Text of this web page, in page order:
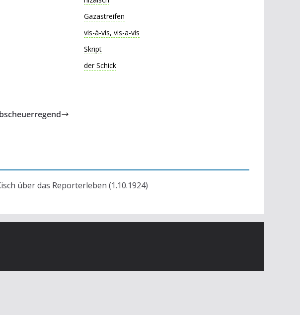
Gazastreifen
vis-à-vis, vis-a-vis
Skript
der Schick
über das Reporterleben (1.10.1924)